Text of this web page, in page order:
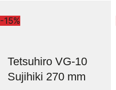
-15%
Tetsuhiro VG-10
Sujihiki 270 mm